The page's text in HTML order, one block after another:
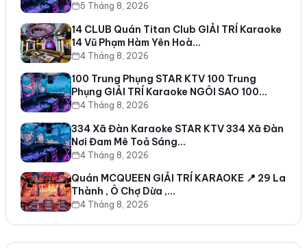
5 Tháng 8, 2026
14 CLUB Quán Titan Club GIẢI TRÍ Karaoke
14 Vũ Phạm Hàm Yên Hoà…
4 Tháng 8, 2026
100 Trung Phụng STAR KTV 100 Trung
Phụng GIẢI TRÍ Karaoke NGÔI SAO 100…
4 Tháng 8, 2026
334 Xã Đàn Karaoke STAR KTV 334 Xã Đàn
Nơi Đam Mê Toả Sáng…
4 Tháng 8, 2026
Quán MCQUEEN GIẢI TRÍ KARAOKE 📍 29 La
Thành , Ô Chợ Dừa ,…
4 Tháng 8, 2026